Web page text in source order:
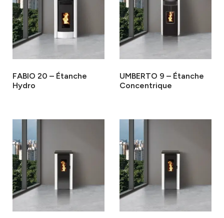
FABIO 20 – Étanche
Hydro
UMBERTO 9 – Étanche
Concentrique